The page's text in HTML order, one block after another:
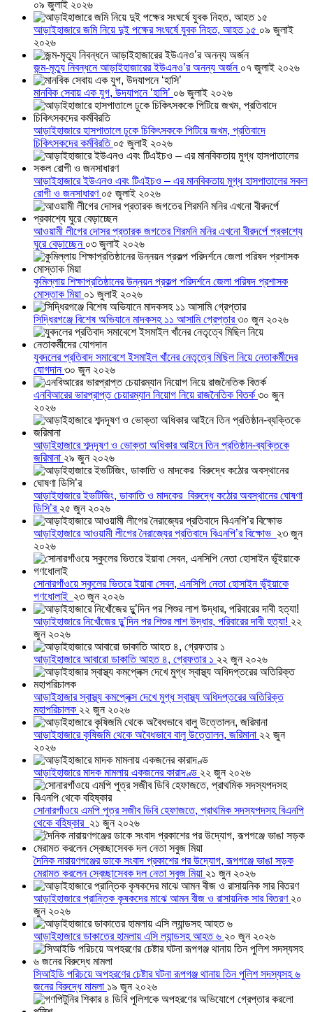
০৯ জুলাই ২০২৬
আড়াইহাজারে জমি নিয়ে দুই পক্ষের সংঘর্ষে যুবক নিহত, আহত ১৫ ০৯ জুলাই
২০২৬
জন্ম-মৃত্যু নিবন্ধনে আড়াইহাজারের ইউএনও’র অনন্য অর্জন ০৭ জুলাই ২০২৬
মানবিক সেবায় এক যুগ, উদযাপনে ‘হাসি’ ০৬ জুলাই ২০২৬
আড়াইহাজারে হাসপাতালে ঢুকে চিকিৎসককে পিটিয়ে জখম, প্রতিবাদে
চিকিৎসকদের কর্মবিরতি ০৫ জুলাই ২০২৬
আড়াইহাজারে ইউএনও এবং টিএইচও – এর মানবিকতায় মুগ্ধ হাসপাতালের সকল
রোগী ও জনসাধারণ ০৫ জুলাই ২০২৬
আওয়ামী লীগের দোসর প্রতারক জগতের শিরমনি মনির এখনো বীরদর্পে প্রকাশ্যে
ঘুরে বেড়াচ্ছেন ০৩ জুলাই ২০২৬
কুমিল্লায় শিক্ষাপ্রতিষ্ঠানের উন্নয়ন প্রকল্প পরিদর্শনে জেলা পরিষদ প্রশাসক
মোস্তাক মিয়া ০১ জুলাই ২০২৬
সিদ্ধিরগঞ্জে বিশেষ অভিযানে মাদকসহ ১১ আসামি গ্রেপ্তার৩০ জুন ২০২৬
যুবদলের প্রতিবাদ সমাবেশে ইসমাইল খাঁনের নেতৃত্বে মিছিল নিয়ে নেতাকর্মীদের
যোগদান৩০ জুন ২০২৬
এনবিআরের ভারপ্রাপ্ত চেয়ারম্যান নিয়োগ নিয়ে রাজনৈতিক বিতর্ক ৩০ জুন
২০২৬
আড়াইহাজারে শব্দদূষণ ও ভোক্তা অধিকার আইনে তিন প্রতিষ্ঠান-ব্যক্তিকে
জরিমানা ২৯ জুন ২০২৬
আড়াইহাজারে ইভটিজিং, ডাকাতি ও মাদকের বিরুদ্ধে কঠোর অবস্থানের ঘোষণা
ডিসি’র ২৫ জুন ২০২৬
আড়াইহাজারে আওয়ামী লীগের নৈরাজ্যের প্রতিবাদে বিএনপি’র বিক্ষোভ ২৩ জুন
২০২৬
সোনারগাঁওয়ে স্কুলের ভিতরে ইয়াবা সেবন, এনসিপি নেতা হোসাইন ভূঁইয়াকে
গণধোলাই ২৩ জুন ২০২৬
আড়াইহাজারে নিখোঁজের দুু’দিন পর শিশুর লাশ উদ্ধার, পরিবারের দাবী হত্যা! ২২
জুন ২০২৬
আড়াইহাজারে আবারো ডাকাতি আহত ৪, গ্রেফতার ১ ২২ জুন ২০২৬
আড়াইহাজার স্বাস্থ্য কমপ্লেক্স দেখে মুগ্ধ স্বাস্থ্য অধিদপ্তরের অতিরিক্ত
মহাপরিচালক ২২ জুন ২০২৬
আড়াইহাজারে কৃষিজমি থেকে অবৈধভাবে বালু উত্তোলন, জরিমানা ২২ জুন
২০২৬
আড়াইহাজারে মাদক মামলায় একজনের কারাদণ্ড ২২ জুন ২০২৬
সোনারগাঁওয়ে এমপি পুত্র সজীব ডিবি হেফাজতে, প্রাথমিক সদস্যপদসহ বিএনপি
থেকে বহিষ্কার ২১ জুন ২০২৬
দৈনিক নারায়ণগঞ্জের ডাকে সংবাদ প্রকাশের পর উদ্যোগ, রূপগঞ্জে ভাঙা সড়ক
মেরামত করলেন স্বেচ্ছাসেবক দল নেতা সবুজ মিয়া ২১ জুন ২০২৬
আড়াইহাজারে প্রান্তিক কৃষকদের মাঝে আমন বীজ ও রাসায়নিক সার বিতরণ ২০
জুন ২০২৬
আড়াইহাজারে ডাকাতের হামলায় এসি ল্যান্ডসহ আহত ৬ ২০ জুন ২০২৬
সিআইডি পরিচয়ে অপহরণের চেষ্টার ঘটনা রূপগঞ্জ থানায় তিন পুলিশ সদস্যসহ ৬
জনের বিরুদ্ধে মামলা ১৯ জুন ২০২৬